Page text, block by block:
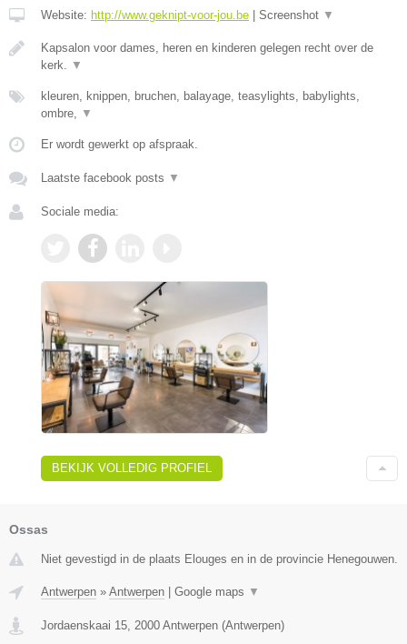
Website: http://www.geknipt-voor-jou.be Screenshot ▼
Kapsalon voor dames, heren en kinderen gelegen recht over de
kerk. ▼
kleuren, knippen, bruchen, balayage, teasylights, babylights,
ombre, ▼
Er wordt gewerkt op afspraak.
Laatste facebook posts ▼
Sociale media:
BEKIJK VOLLEDIG PROFIEL
Ossas
Niet gevestigd in de plaats Elouges en in de provincie Henegouwen.
Antwerpen » Antwerpen | Google maps ▼
Jordaenskaai 15 2000 Antwerpen (Antwerpen)